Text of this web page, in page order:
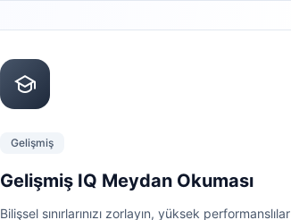
Gelişmiş
Gelişmiş IQ Meydan Okuması
Bilişsel sınırlarınızı zorlayın, yüksek performanslılar